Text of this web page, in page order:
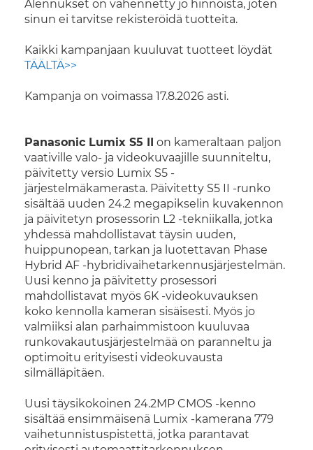
Alennukset on vähennetty jo hinnoista, joten
sinun ei tarvitse rekisteröidä tuotteita.
Kaikki kampanjaan kuuluvat tuotteet löydät
TÄÄLTÄ>>
Kampanja on voimassa 17.8.2026 asti.
Panasonic Lumix S5 II on kameraltaan paljon
vaativille valo- ja videokuvaajille suunniteltu,
päivitetty versio Lumix S5 -
järjestelmäkamerasta. Päivitetty S5 II -runko
sisältää uuden 24.2 megapikselin kuvakennon
ja päivitetyn prosessorin L2 -tekniikalla, jotka
yhdessä mahdollistavat täysin uuden,
huippunopean, tarkan ja luotettavan Phase
Hybrid AF -hybridivaihetarkennusjärjestelmän.
Uusi kenno ja päivitetty prosessori
mahdollistavat myös 6K -videokuvauksen
koko kennolla kameran sisäisesti. Myös jo
valmiiksi alan parhaimmistoon kuuluvaa
runkovakautusjärjestelmää on paranneltu ja
optimoitu erityisesti videokuvausta
silmälläpitäen.
Uusi täysikokoinen 24.2MP CMOS -kenno
sisältää ensimmäisenä Lumix -kamerana 779
vaihetunnistuspistettä, jotka parantavat